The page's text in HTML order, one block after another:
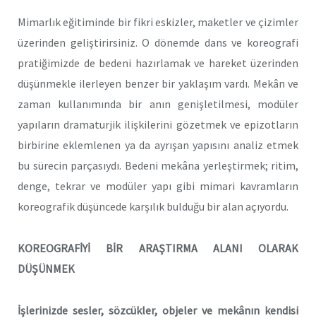
Mimarlık eğitiminde bir fikri eskizler, maketler ve çizimler
üzerinden geliştirirsiniz. O dönemde dans ve koreografi
pratiğimizde de bedeni hazırlamak ve hareket üzerinden
düşünmekle ilerleyen benzer bir yaklaşım vardı. Mekân ve
zaman kullanımında bir anın genişletilmesi, modüler
yapıların dramaturjik ilişkilerini gözetmek ve epizotların
birbirine eklemlenen ya da ayrışan yapısını analiz etmek
bu sürecin parçasıydı. Bedeni mekâna yerleştirmek; ritim,
denge, tekrar ve modüler yapı gibi mimari kavramların
koreografik düşüncede karşılık bulduğu bir alan açıyordu.
KOREOGRAFİYİ BİR ARAŞTIRMA ALANI OLARAK
DÜŞÜNMEK
İşlerinizde sesler, sözcükler, objeler ve mekânın kendisi